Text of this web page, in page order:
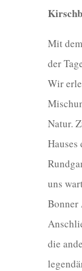
Mit
der
Wir
Natur.
Hauses
uns
Bonner
die